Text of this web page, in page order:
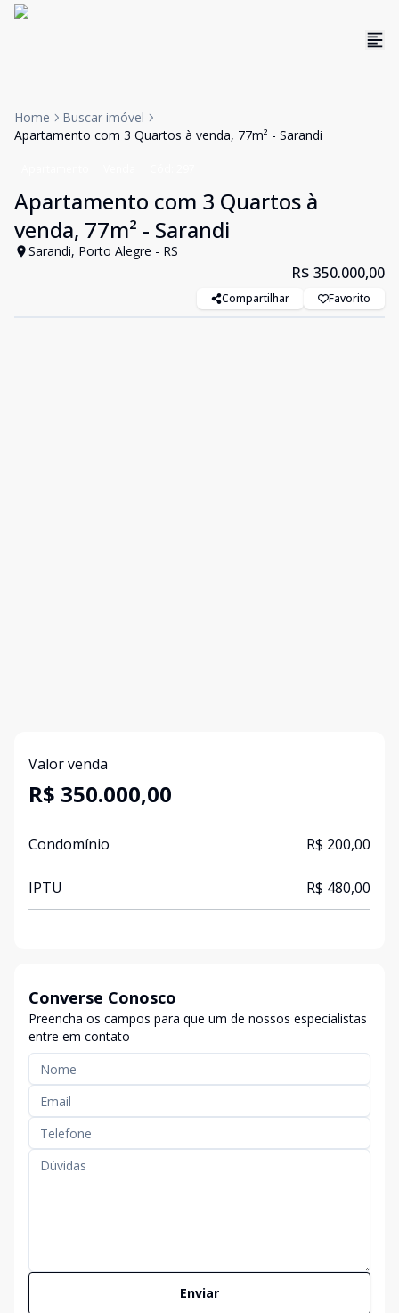
Home
Buscar imóvel
Apartamento com 3 Quartos à venda, 77m² - Sarandi
Apartamento com 3 Quartos à
venda, 77m² - Sarandi
Sarandi, Porto Alegre - RS
R$ 350.000,00
Compartilhar Favorito
Valor venda
R$ 350.000,00
Condomínio R$ 200,00
IPTU R$ 480,00
Converse Conosco
Preencha os campos para que um de nossos especialistas
entre em contato
Enviar